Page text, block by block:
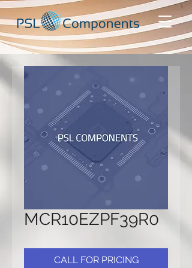
MCR10EZPF39R0
CALL FOR PRICING